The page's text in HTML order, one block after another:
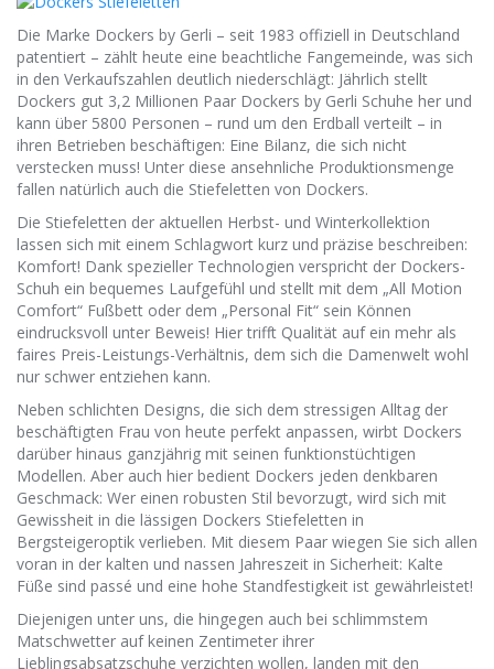
Die Marke Dockers by Gerli – seit 1983 offiziell in Deutschland
patentiert – zählt heute eine beachtliche Fangemeinde, was sich
in den Verkaufszahlen deutlich niederschlägt: Jährlich stellt
Dockers gut 3,2 Millionen Paar Dockers by Gerli Schuhe her und
kann über 5800 Personen – rund um den Erdball verteilt – in
ihren Betrieben beschäftigen: Eine Bilanz, die sich nicht
verstecken muss! Unter diese ansehnliche Produktionsmenge
fallen natürlich auch die Stiefeletten von Dockers.
Die Stiefeletten der aktuellen Herbst- und Winterkollektion
lassen sich mit einem Schlagwort kurz und präzise beschreiben:
Komfort! Dank spezieller Technologien verspricht der Dockers-
Schuh ein bequemes Laufgefühl und stellt mit dem „All Motion
Comfort“ Fußbett oder dem „Personal Fit“ sein Können
eindrucksvoll unter Beweis! Hier trifft Qualität auf ein mehr als
faires Preis-Leistungs-Verhältnis, dem sich die Damenwelt wohl
nur schwer entziehen kann.
Neben schlichten Designs, die sich dem stressigen Alltag der
beschäftigten Frau von heute perfekt anpassen, wirbt Dockers
darüber hinaus ganzjährig mit seinen funktionstüchtigen
Modellen. Aber auch hier bedient Dockers jeden denkbaren
Geschmack: Wer einen robusten Stil bevorzugt, wird sich mit
Gewissheit in die lässigen Dockers Stiefeletten in
Bergsteigeroptik verlieben. Mit diesem Paar wiegen Sie sich allen
voran in der kalten und nassen Jahreszeit in Sicherheit: Kalte
Füße sind passé und eine hohe Standfestigkeit ist gewährleistet!
Diejenigen unter uns, die hingegen auch bei schlimmstem
Matschwetter auf keinen Zentimeter ihrer
Lieblingsabsatzschuhe verzichten wollen, landen mit den